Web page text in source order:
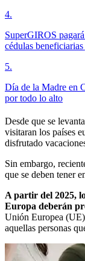
4.
SuperGIROS
cédulas
5.
Día de la Madre en
por todo lo alto
Desde que se
visitaran los países
disfrutado
Sin embargo,
que se deben tener
A partir del 2025,
Europa deberán
Unión Europea
aquellas personas